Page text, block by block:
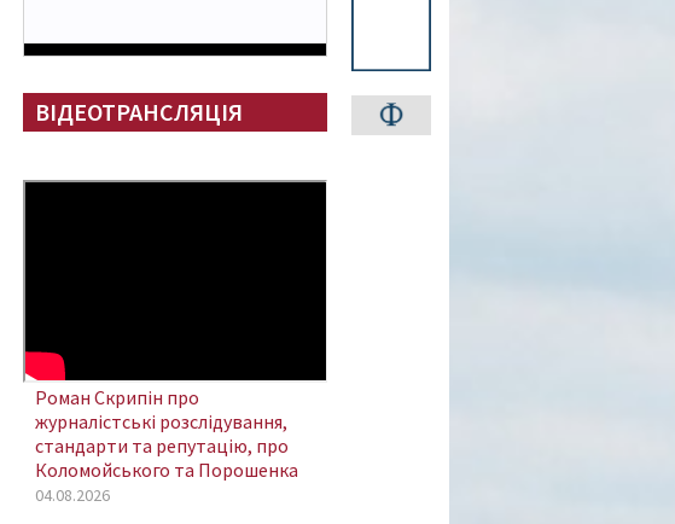
ВІДЕОТРАНСЛЯЦІЯ
Роман Скрипін про
журналістські розслідування,
стандарти та репутацію, про
Коломойського та Порошенка
04.08.2026